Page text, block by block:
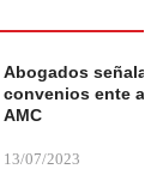
Abogados
convenios ente
AMC
13/07/2023